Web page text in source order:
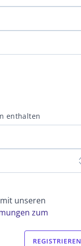
enthalten
unseren
zum
REGISTRIEREN